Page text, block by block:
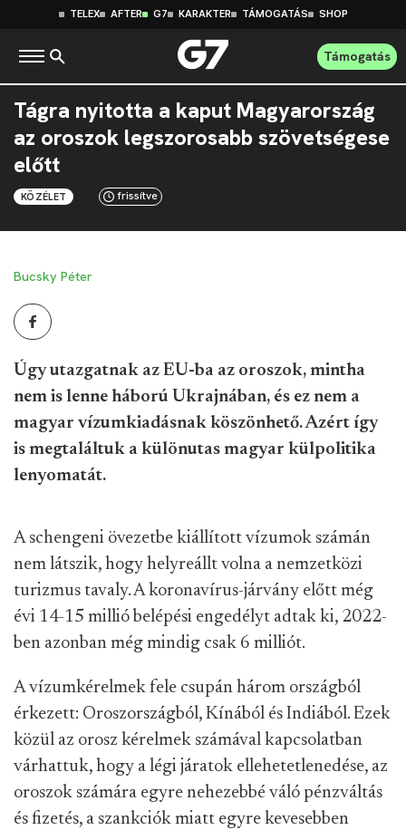
TELEX AFTER G7 KARAKTER TÁMOGATÁS SHOP
Támogatás
Tágra nyitotta a kaput Magyarország
az oroszok legszorosabb szövetségese
előtt
KÖZÉLET frissítve
Bucsky Péter
Úgy utazgatnak az EU-ba az oroszok, mintha
nem is lenne háború Ukrajnában, és ez nem a
magyar vízumkiadásnak köszönhető. Azért így
is megtaláltuk a különutas magyar külpolitika
lenyomatát.
A schengeni övezetbe kiállított vízumok számán
nem látszik, hogy helyreállt volna a nemzetközi
turizmus tavaly. A koronavírus-járvány előtt még
évi 14-15 millió belépési engedélyt adtak ki, 2022-
ben azonban még mindig csak 6 milliót.
A vízumkérelmek fele csupán három országból
érkezett: Oroszországból, Kínából és Indiából. Ezek
közül az orosz kérelmek számával kapcsolatban
várhattuk, hogy a légi járatok ellehetetlenedése, az
oroszok számára egyre nehezebbé váló pénzváltás
és fizetés, a szankciók miatt egyre kevesebben